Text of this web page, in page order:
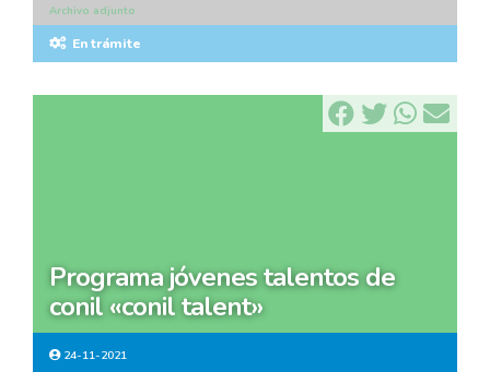
Archivo adjunto
En trámite
programa jóvenes talentos de
conil «conil talent»
24-11-2021